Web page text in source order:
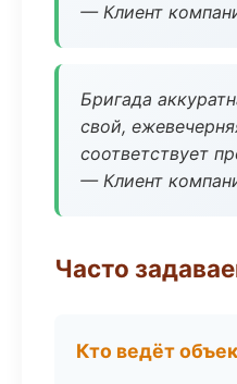
— Клиент
Бригада
свой,
соответствует
— Клиент
Часто
Кто ведёт